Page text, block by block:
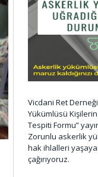
Vicdani Ret
Yükümlüsü
Tespiti Formu”
Zorunlu askerlik
hak ihlalleri
çağırıyoruz.